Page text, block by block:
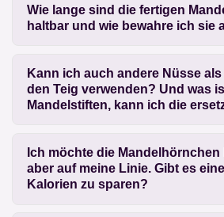
Wie lange sind die fertigen
haltbar und wie bewahre ich sie
Kann ich auch andere Nüsse
den Teig verwenden? Und was
Mandelstiften, kann ich die
Ich möchte die
aber auf meine Linie. Gibt es
Kalorien zu sparen?